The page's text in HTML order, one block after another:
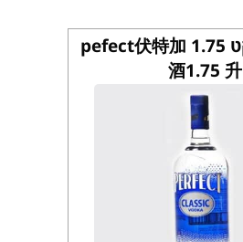
וודקה פרפקט 1.75 pefect伏特加
酒1.75 升